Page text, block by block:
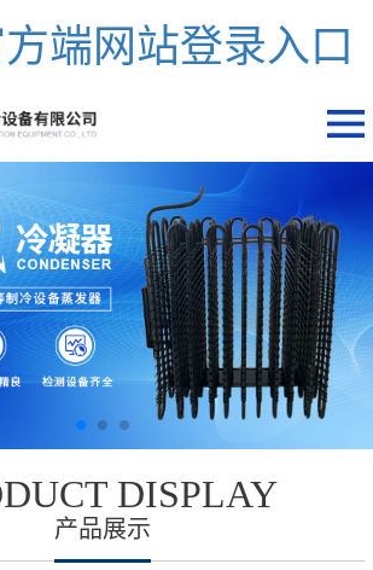
端网站登录入口
DISPLAY
产品展示